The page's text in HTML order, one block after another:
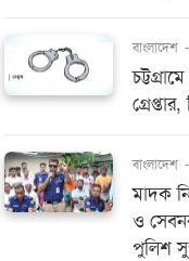
বাংলাদেশ -
বাংলাদেশ -
মাদক
ও
পুলিশ